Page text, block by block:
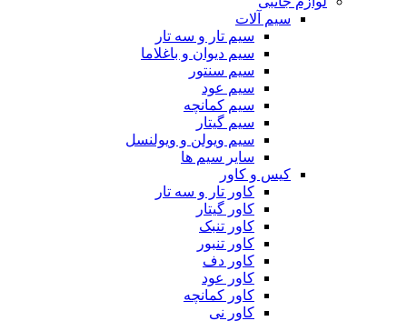
سیم آلات
سیم تار و سه تار
سیم دیوان و باغلاما
سیم سنتور
سیم عود
سیم کمانچه
سیم گیتار
سیم ویولن و ویولنسل
سایر سیم ها
کیس و کاور
کاور تار و سه تار
کاور گیتار
کاور تنبک
کاور تنبور
کاور دف
کاور عود
کاور کمانچه
کاور نی